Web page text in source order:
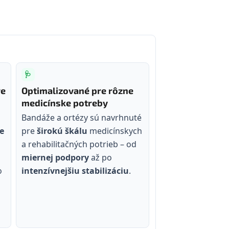
🩺
Optimalizované pre rôzne
medicínske potreby
Bandáže a ortézy sú navrhnuté
preširokú škálu medicínskych
a rehabilitačných potrieb – od
miernej podporyaž po
intenzívnejšiu stabilizáciu.